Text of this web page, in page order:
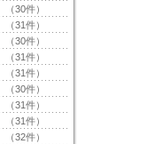
（30件）
（31件）
（30件）
（31件）
（31件）
（30件）
（31件）
（31件）
（32件）